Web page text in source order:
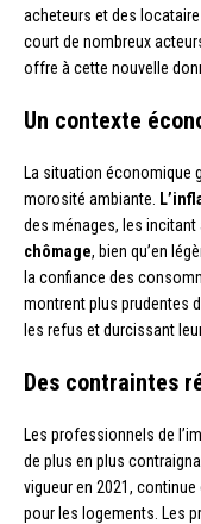
acheteurs et des
court de nombreux
offre à cette nouvelle
Un contexte
La situation économique
morosité ambiante.
des ménages, les
chômage, bien qu’en
la confiance des
montrent plus prudentes
les refus et durcissant
Des contraintes
Les professionnels de
de plus en plus
vigueur en 2021,
pour les logements. Les